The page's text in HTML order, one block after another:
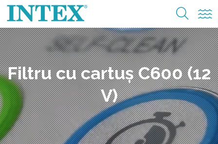
Filtru cu cartuș C600 (12
V)